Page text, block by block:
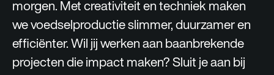
morgen. Met creativiteit en techniek maken
we voedselproductie slimmer, duurzamer en
efficiënter. Wil jij werken aan baanbrekende
projecten die impact maken? Sluit je aan bij